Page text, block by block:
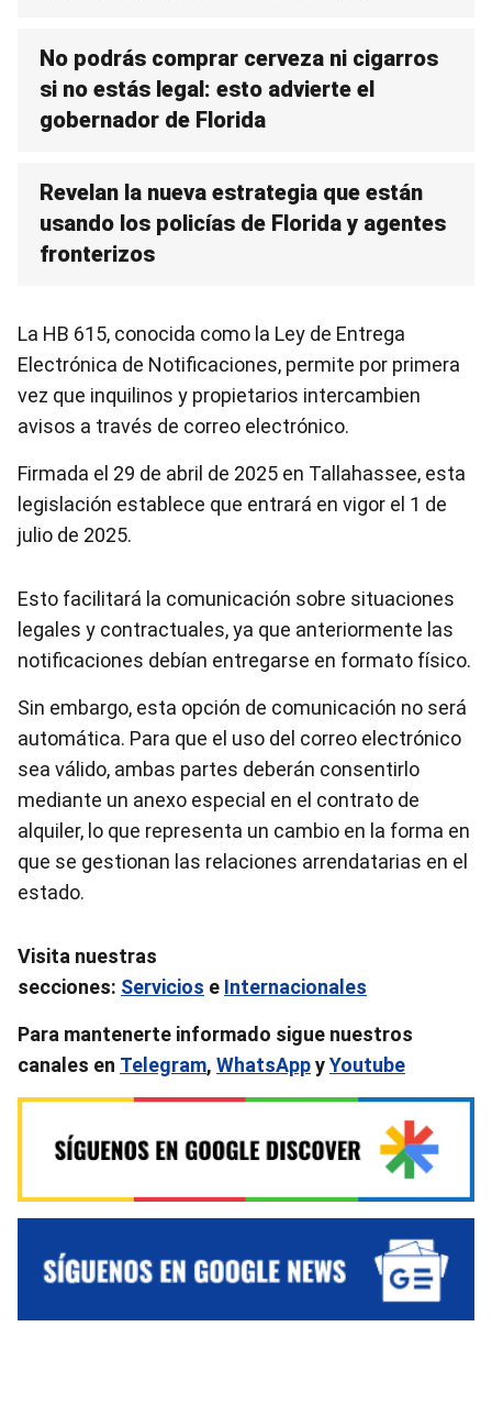
No podrás comprar cerveza ni cigarros
si no estás legal: esto advierte el
gobernador de Florida
Revelan la nueva estrategia que están
usando los policías de Florida y agentes
fronterizos
La HB 615, conocida como la Ley de Entrega
Electrónica de Notificaciones, permite por primera
vez que inquilinos y propietarios intercambien
avisos a través de correo electrónico.
Firmada el 29 de abril de 2025 en Tallahassee, esta
legislación establece que entrará en vigor el 1 de
julio de 2025.
Esto facilitará la comunicación sobre situaciones
legales y contractuales, ya que anteriormente las
notificaciones debían entregarse en formato físico.
Sin embargo, esta opción de comunicación no será
automática. Para que el uso del correo electrónico
sea válido, ambas partes deberán consentirlo
mediante un anexo especial en el contrato de
alquiler, lo que representa un cambio en la forma en
que se gestionan las relaciones arrendatarias en el
estado.
Visita nuestras
secciones: Servicios e Internacionales
Para mantenerte informado sigue nuestros
canales en Telegram, WhatsAppyYoutube